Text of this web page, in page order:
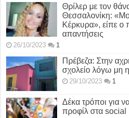
Θρίλερ με τον
Θεσσαλονίκη:
Κέρκυρα», είπε ο
απαντήσεις
26/10/2023 1
Πρέβεζα: Στην
σχολείο λόγω μη
29/10/2023 1
Δέκα τρόποι για
προφίλ στα social